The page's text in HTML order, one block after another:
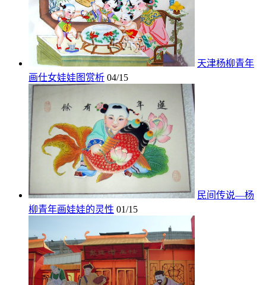
天津杨柳青年
画仕女娃娃图赏析 04/15
民间传说—杨
柳青年画娃娃的灵性 01/15